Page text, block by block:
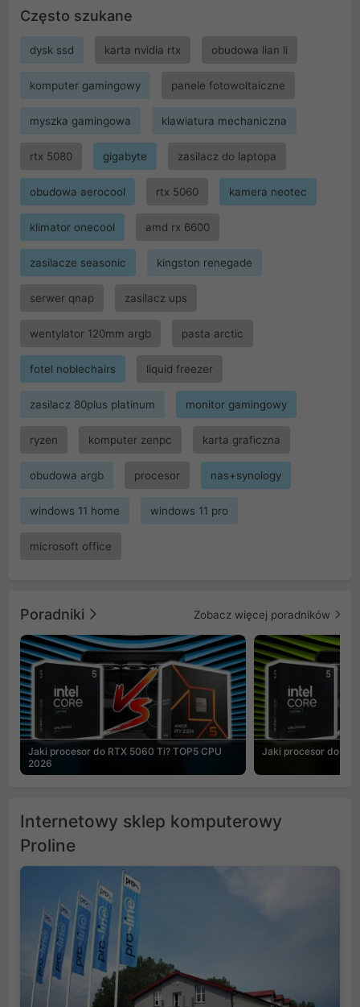
Często szukane
dysk ssd karta nvidia rtx obudowa lian li
komputer gamingowy panele fotowoltaiczne
myszka gamingowa klawiatura mechaniczna
rtx 5080 gigabyte zasilacz do laptopa
obudowa aerocool rtx 5060 kamera neotec
klimator onecool amd rx 6600
zasilacze seasonic kingston renegade
serwer qnap zasilacz ups
wentylator 120mm argb pasta arctic
fotel noblechairs liquid freezer
zasilacz 80plus platinum monitor gamingowy
ryzen komputer zenpc karta graficzna
obudowa argb procesor nas+synology
windows 11 home windows 11 pro
microsoft office
Poradniki Zobacz więcej poradników
Jaki procesor do RTX 5060 Ti? TOP5 CPU
2026
Jaki procesor do
Internetowy sklep komputerowy
Proline